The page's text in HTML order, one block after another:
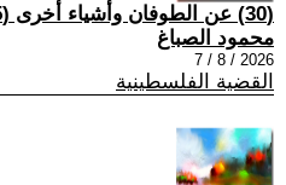
(30) عن الطوفان وأشياء أخرى (65)
محمود الصباغ
2026 / 8 / 7
القضية الفلسطينية